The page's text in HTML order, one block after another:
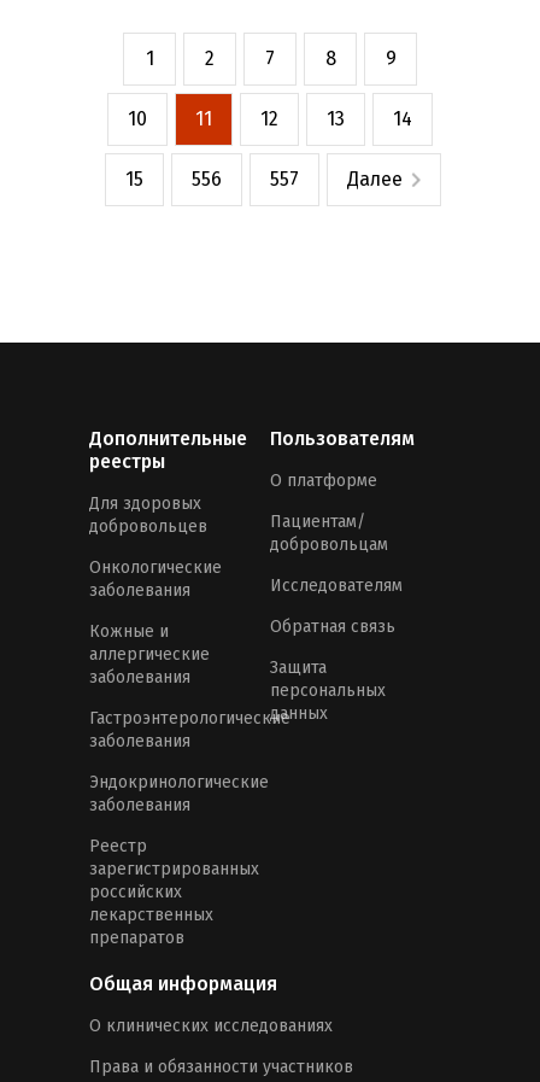
1 2 7 8 9
10 11 12 13 14
15 556 557 Далее
Дополнительные
реестры
Для здоровых
добровольцев
Онкологические
заболевания
Кожные и
аллергические
заболевания
Гастроэнтерологические
заболевания
Эндокринологические
заболевания
Реестр
зарегистрированных
российских
лекарственных
препаратов
Пользователям
О платформе
Пациентам/
добровольцам
Исследователям
Обратная связь
Защита
персональных
данных
Общая информация
О клинических исследованиях
Права и обязанности участников